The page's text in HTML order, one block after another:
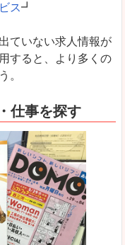
ス┛
ていない求人情報が
すると、より多くの
。
仕事を探す